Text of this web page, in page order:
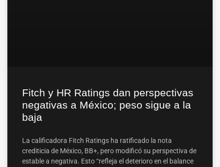
Fitch y HR Ratings dan perspectivas
negativas a México; peso sigue a la
baja
La calificadora Fitch Ratings ha ratificado la nota
crediticia de México, BB+, pero modificó su perspectiva de
estable a negativa. Esto “refleja el deterioro en el balance